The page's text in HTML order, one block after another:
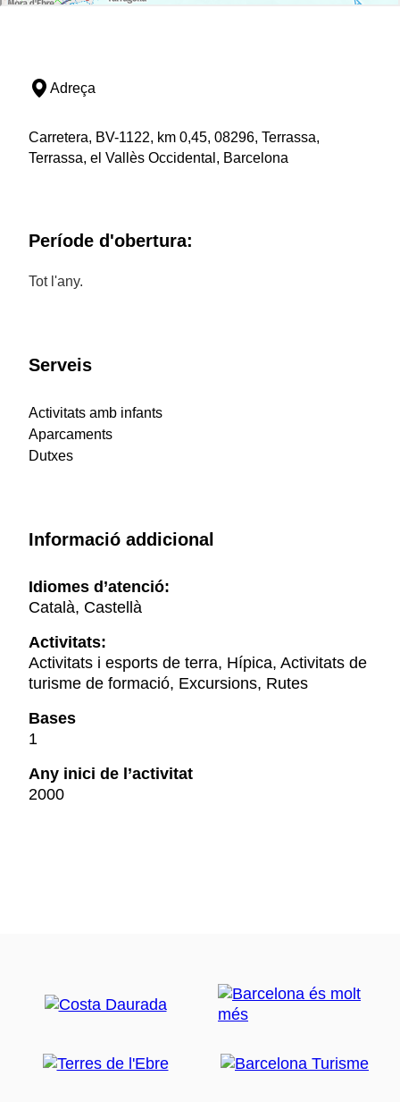
Adreça
Carretera, BV-1122, km 0,45, 08296, Terrassa,
Terrassa, el Vallès Occidental, Barcelona
Període d'obertura:
Tot l'any.
Serveis
Activitats amb infants
Aparcaments
Dutxes
Informació addicional
Idiomes d’atenció:
Català, Castellà
Activitats:
Activitats i esports de terra, Hípica, Activitats de
turisme de formació, Excursions, Rutes
Bases
1
Any inici de l’activitat
2000